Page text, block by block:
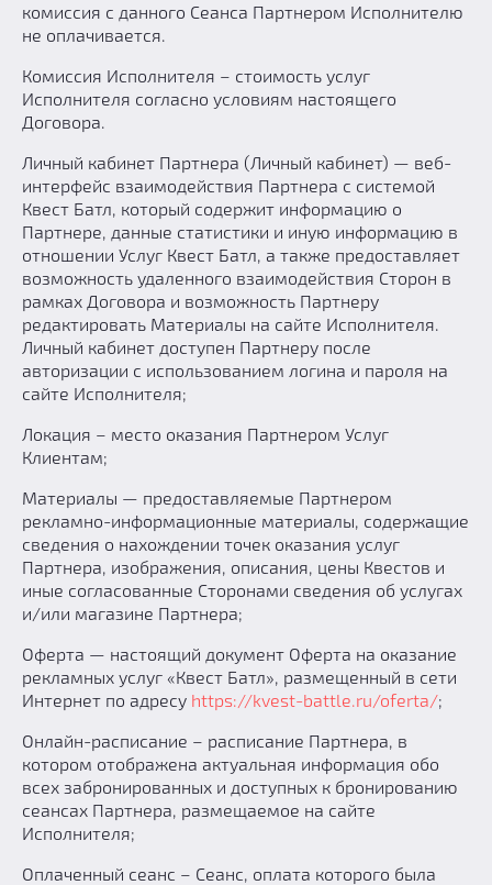
комиссия с данного Сеанса Партнером Исполнителю
не оплачивается.
Комиссия Исполнителя – стоимость услуг
Исполнителя согласно условиям настоящего
Договора.
Личный кабинет Партнера (Личный кабинет) — веб-
интерфейс взаимодействия Партнера с системой
Квест Батл, который содержит информацию о
Партнере, данные статистики и иную информацию в
отношении Услуг Квест Батл, а также предоставляет
возможность удаленного взаимодействия Сторон в
рамках Договора и возможность Партнеру
редактировать Материалы на сайте Исполнителя.
Личный кабинет доступен Партнеру после
авторизации с использованием логина и пароля на
сайте Исполнителя;
Локация – место оказания Партнером Услуг
Клиентам;
Материалы — предоставляемые Партнером
рекламно-информационные материалы, содержащие
сведения о нахождении точек оказания услуг
Партнера, изображения, описания, цены Квестов и
иные согласованные Сторонами сведения об услугах
и/или магазине Партнера;
Оферта — настоящий документ Оферта на оказание
рекламных услуг «Квест Батл», размещенный в сети
Интернет по адресу https://kvest-battle.ru/oferta/;
Онлайн-расписание – расписание Партнера, в
котором отображена актуальная информация обо
всех забронированных и доступных к бронированию
сеансах Партнера, размещаемое на сайте
Исполнителя;
Оплаченный сеанс – Сеанс, оплата которого была